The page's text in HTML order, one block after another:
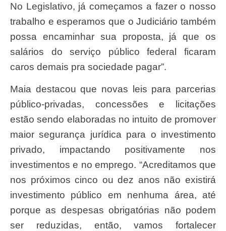
No Legislativo, já começamos a fazer o nosso
trabalho e esperamos que o Judiciário também
possa encaminhar sua proposta, já que os
salários do serviço público federal ficaram
caros demais pra sociedade pagar”.
Maia destacou que novas leis para parcerias
público-privadas, concessões e licitações
estão sendo elaboradas no intuito de promover
maior segurança jurídica para o investimento
privado, impactando positivamente nos
investimentos e no emprego. “Acreditamos que
nos próximos cinco ou dez anos não existirá
investimento público em nenhuma área, até
porque as despesas obrigatórias não podem
ser reduzidas, então, vamos fortalecer